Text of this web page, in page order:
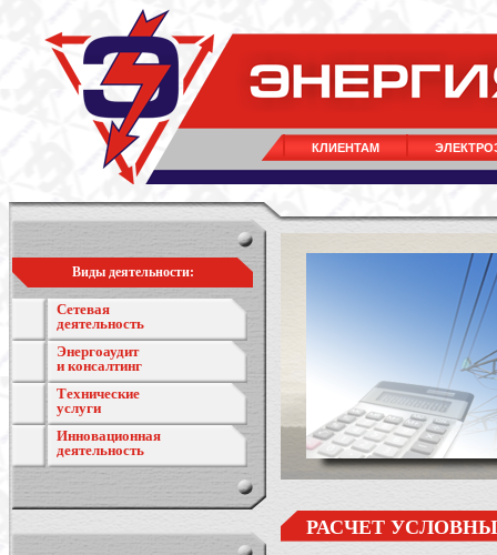
КЛИЕНТАМ
Виды деятельности:
Сетевая
деятельность
Энергоаудит
и консалтинг
Технические
услуги
Инновационная
деятельность
РАСЧЕТ